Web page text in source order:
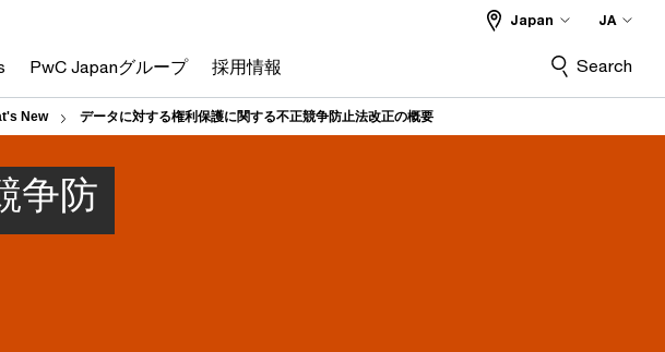
PwC Japanグループ 採用情報
Japan JA
Search
New データに対する権利保護に関する不正競争防止法改正の概要
争防